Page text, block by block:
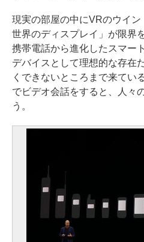
現実の部屋の中にVRのウイ
世界のディスプレイ」が限界
携帯電話から進化したスマー
デバイスとして理想的な存在
くできないところまで来てい
でビデオ会話をすると、人々
う。